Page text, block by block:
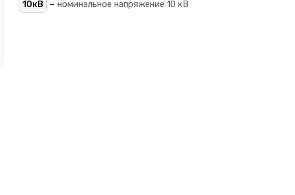
10кВ - номинальное напряжение 10 кВ